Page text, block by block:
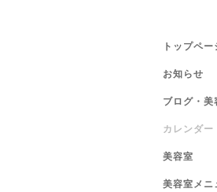
トップペー
お知らせ
ブログ・美
カレンダー
美容室
美容室メニ